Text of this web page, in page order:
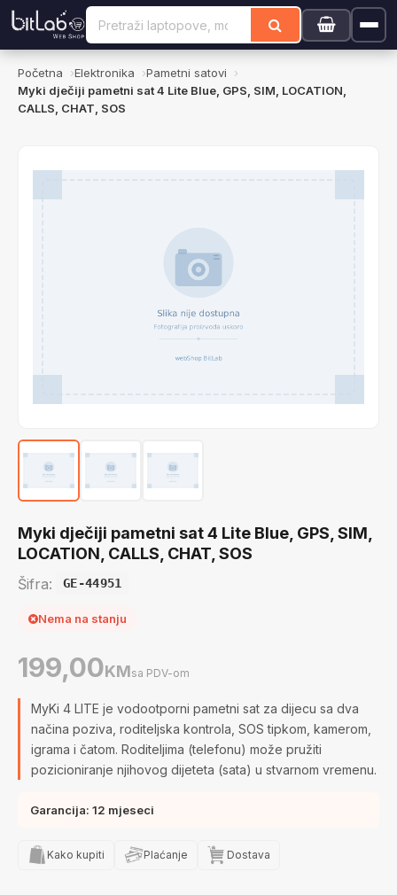
Početna Elektronika
Pametni satovi
Myki dječiji pametni sat 4 Lite Blue, GPS, SIM, LOCATION,
CALLS, CHAT, SOS
Myki dječiji pametni sat 4 Lite Blue, GPS, SIM,
LOCATION, CALLS, CHAT, SOS
Šifra: GE-44951
Nema na stanju
199,00KMsa PDV-om
MyKi 4 LITE je vodootporni pametni sat za dijecu sa dva
načina poziva, roditeljska kontrola, SOS tipkom, kamerom,
igrama i čatom. Roditeljima (telefonu) može pružiti
pozicioniranje njihovog dijeteta (sata) u stvarnom vremenu.
Garancija: 12 mjeseci
Kako kupiti Plaćanje Dostava